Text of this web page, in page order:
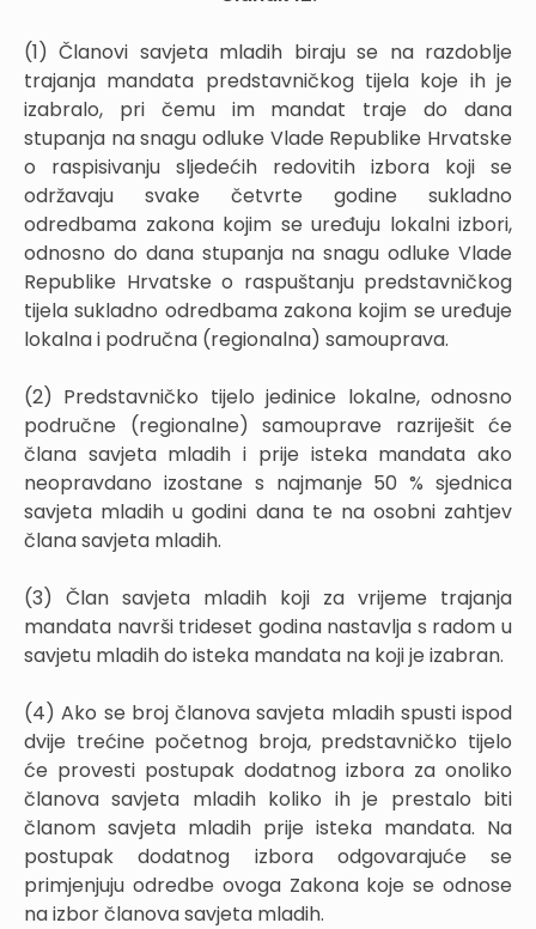
(1) Članovi savjeta mladih biraju se na razdoblje
trajanja mandata predstavničkog tijela koje ih je
izabralo, pri čemu im mandat traje do dana
stupanja na snagu odluke Vlade Republike Hrvatske
o raspisivanju sljedećih redovitih izbora koji se
održavaju svake četvrte godine sukladno
odredbama zakona kojim se uređuju lokalni izbori,
odnosno do dana stupanja na snagu odluke Vlade
Republike Hrvatske o raspuštanju predstavničkog
tijela sukladno odredbama zakona kojim se uređuje
lokalna i područna (regionalna) samouprava.
(2) Predstavničko tijelo jedinice lokalne, odnosno
područne (regionalne) samouprave razriješit će
člana savjeta mladih i prije isteka mandata ako
neopravdano izostane s najmanje 50 % sjednica
savjeta mladih u godini dana te na osobni zahtjev
člana savjeta mladih.
(3) Član savjeta mladih koji za vrijeme trajanja
mandata navrši trideset godina nastavlja s radom u
savjetu mladih do isteka mandata na koji je izabran.
(4) Ako se broj članova savjeta mladih spusti ispod
dvije trećine početnog broja, predstavničko tijelo
će provesti postupak dodatnog izbora za onoliko
članova savjeta mladih koliko ih je prestalo biti
članom savjeta mladih prije isteka mandata. Na
postupak dodatnog izbora odgovarajuće se
primjenjuju odredbe ovoga Zakona koje se odnose
na izbor članova savjeta mladih.